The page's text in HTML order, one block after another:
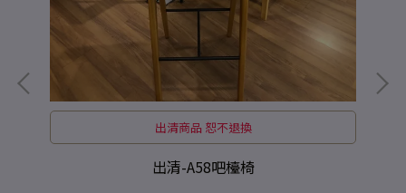
出清商品 恕不退換
出清-A58吧檯椅